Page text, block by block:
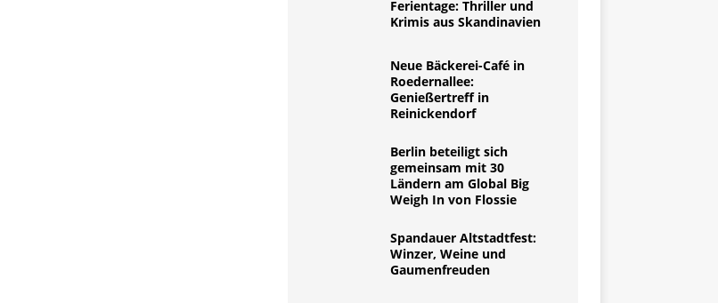
Ferientage: Thriller und
Krimis aus Skandinavien
Neue Bäckerei-Café in
Roedernallee:
Genießertreff in
Reinickendorf
Berlin beteiligt sich
gemeinsam mit 30
Ländern am Global Big
Weigh In von Flossie
Spandauer Altstadtfest:
Winzer, Weine und
Gaumenfreuden